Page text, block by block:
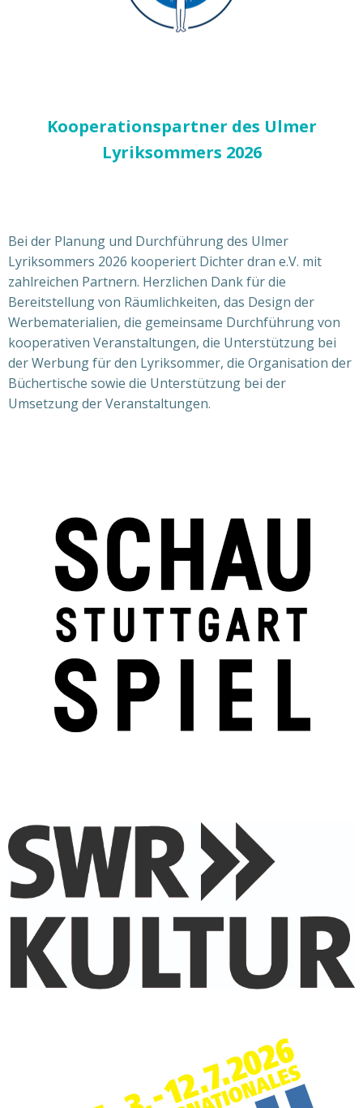
Kooperationspartner des Ulmer
Lyriksommers 2026
Bei der Planung und Durchführung des Ulmer
Lyriksommers 2026 kooperiert Dichter dran e.V. mit
zahlreichen Partnern. Herzlichen Dank für die
Bereitstellung von Räumlichkeiten, das Design der
Werbematerialien, die gemeinsame Durchführung von
kooperativen Veranstaltungen, die Unterstützung bei
der Werbung für den Lyriksommer, die Organisation der
Büchertische sowie die Unterstützung bei der
Umsetzung der Veranstaltungen.